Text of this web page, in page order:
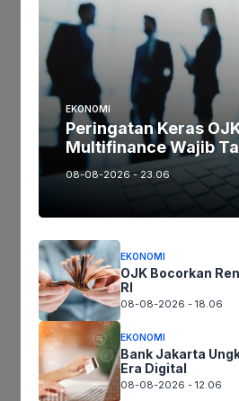
Tinggalkan Balasan
Alamat email Anda tidak
Ruas yang wajib ditandai *
Komentar*
Nama*
EKONOMI
Peringatan Keras
Multifinance Wajib
08-08-2026 - 23.06
EKONOMI
OJK Bocorkan
RI
08-08-2026 - 18.06
EKONOMI
Bank Jakarta
Era Digital
08-08-2026 - 12.06